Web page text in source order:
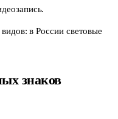
в России световые
знаков